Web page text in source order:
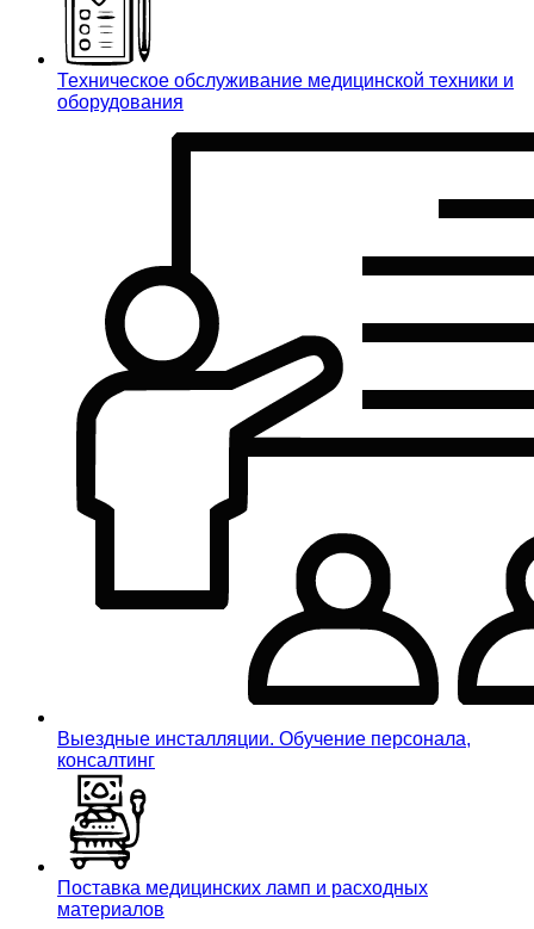
Техническое обслуживание медицинской техники и
оборудования
Выездные инсталляции. Обучение персонала,
консалтинг
Поставка медицинских ламп и расходных
материалов